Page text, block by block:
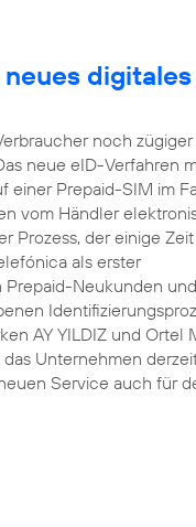
noch
neue eID-Verfahren
einer Prepaid-SIM im
vom Händler
Prozess, der einige
als erster
Prepaid-Neukunden und
AY YILDIZ und Ortel
Unternehmen
Service auch für